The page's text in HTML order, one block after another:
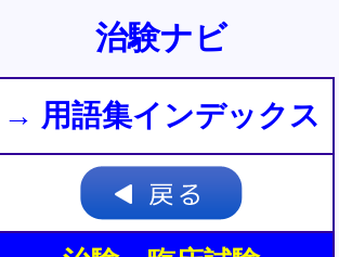
治験ナビ
→ 用語集インデックス